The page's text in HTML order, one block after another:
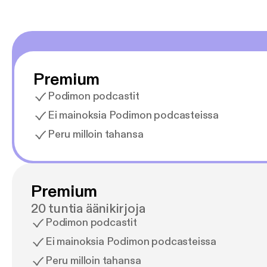
Premium
Podimon podcastit
Ei mainoksia Podimon podcasteissa
Peru milloin tahansa
Premium
20 tuntia äänikirjoja
Podimon podcastit
Ei mainoksia Podimon podcasteissa
Peru milloin tahansa